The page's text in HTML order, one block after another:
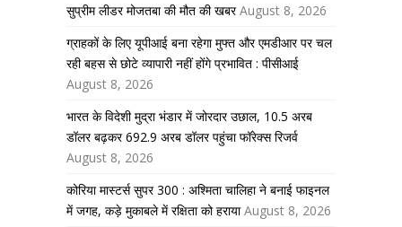
सुप्रीम लीडर मोजतबा की मौत की खबर August 8, 2026
ग्राहकों के लिए यूपीआई बना रहेगा मुफ्त और एमडीआर पर चल
रही बहस से छोटे व्यापारी नहीं होंगे प्रभावित : पीसीआई
August 8, 2026
भारत के विदेशी मुद्रा भंडार में जोरदार उछाल, 10.5 अरब
डॉलर बढ़कर 692.9 अरब डॉलर पहुंचा फॉरेक्स रिजर्व
August 8, 2026
कोरिया मास्टर्स सुपर 300 : अश्मिता चालिहा ने बनाई फाइनल
में जगह, कड़े मुकाबले में रक्षिता को हराया August 8, 2026